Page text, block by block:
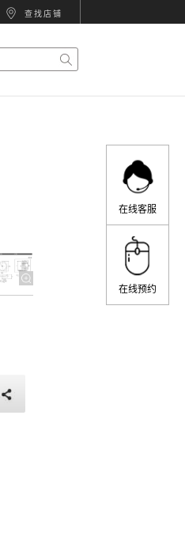
查找店铺
在线客服
在线预约